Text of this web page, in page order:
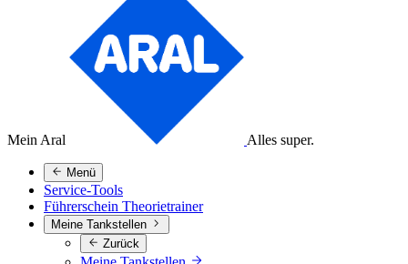
Mein Aral Alles super.
Menü
Service-Tools
Führerschein Theorietrainer
Meine Tankstellen
Zurück